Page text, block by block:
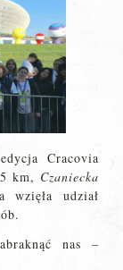
Cracovia
km, Czaniecka
wzięła udział
nas –